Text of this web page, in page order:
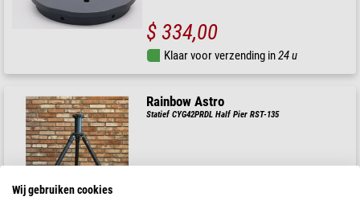
$ 334,00
Klaar voor verzending in24 u
Rainbow Astro
Statief CYG42PRDL Half Pier RST-135
Wij gebruiken cookies